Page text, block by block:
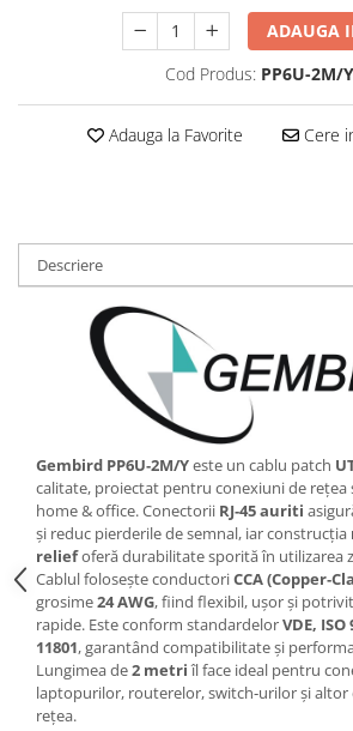
Imprimante Large Format Printer
Plottere & Scannere
TV, Audio-Video & Multimedia
Monitoare
Monitoare Gaming & Consumer
Monitoare Business
Accesorii Căști & Microfoane
Cabluri & Adaptoare Audio-Video
Suporturi - altele
Suporturi TV Birou
Suporturi TV Perete
Boxe
Boxe PC & Soundbar
Boxe Wireless & Portabile
Camere Foto & Sisteme Optice
Webcam
ADAUGA
Cod Produs: PP6U-2M/Y
Adauga la Favorite Cere
Descriere
Gembird PP6U‑2M/Yeste un cablu patch
calitate, proiectat pentru conexiuni de rețea
home & office. Conectorii RJ‑45 auriti
și reduc pierderile de semnal, iar construcția
reliefoferă durabilitate sporită în utilizarea
Cablul folosește conductoriCCA
grosime24 AWG, fiind flexibil, ușor și
rapide. Este conform standardelorVDE, ISO
11801, garantând compatibilitate și
Lungimea de2 metriîl face ideal pentru
laptopurilor, routerelor, switch‑urilor și altor
rețea.